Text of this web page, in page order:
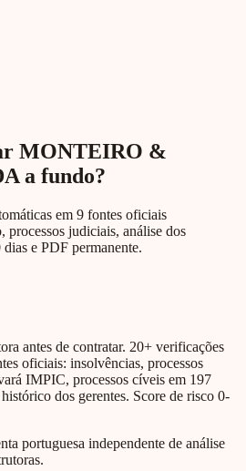
MONTEIRO &
a fundo?
em 9 fontes oficiais
processos judiciais, análise dos
dias e PDF permanente.
antes de contratar. 20+ verificações
oficiais: insolvências, processos
IMPIC, processos cíveis em 197
dos gerentes. Score de risco 0-
portuguesa independente de análise